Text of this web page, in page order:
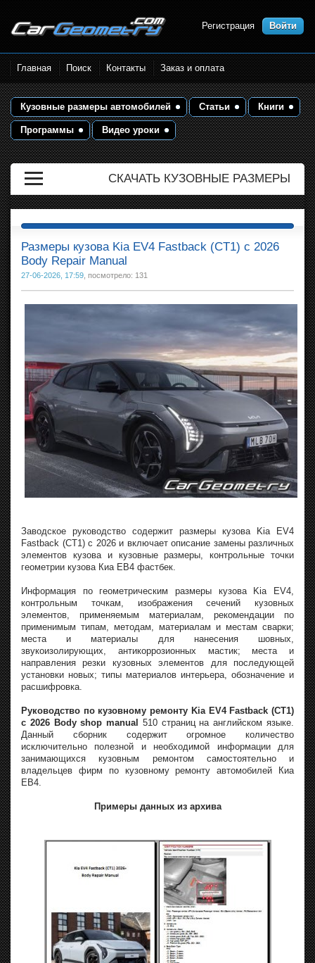
Размеры кузова автомобилей.
Контрольные точки и кузовные
размеры. Геометрия кузова
Регистрация Войти
Главная Поиск Контакты Заказ и оплата
Кузовные размеры автомобилей Статьи Книги
Программы Видео уроки
СКАЧАТЬ КУЗОВНЫЕ РАЗМЕРЫ
Размеры кузова Kia EV4 Fastback (CT1) с 2026
Body Repair Manual
27-06-2026, 17:59 , посмотрело: 131
Заводское руководство содержит размеры кузова Kia EV4
Fastback (CT1) с 2026 и включает описание замены различных
элементов кузова и кузовные размеры, контрольные точки
геометрии кузова Киа ЕВ4 фастбек.
Информация по геометрическим размеры кузова Kia EV4,
контрольным точкам, изображения сечений кузовных
элементов, применяемым материалам, рекомендации по
применимым типам, методам, материалам и местам сварки;
места и материалы для нанесения шовных,
звукоизолирующих, антикоррозионных мастик; места и
направления резки кузовных элементов для последующей
установки новых; типы материалов интерьера, обозначение и
расшифровка.
Руководство по кузовному ремонту Kia EV4 Fastback (CT1)
с 2026 Body shop manual 510 страниц на английском языке.
Данный сборник содержит огромное количество
исключительно полезной и необходимой информации для
занимающихся кузовным ремонтом самостоятельно и
владельцев фирм по кузовному ремонту автомобилей Киа
ЕВ4.
Примеры данных из архива